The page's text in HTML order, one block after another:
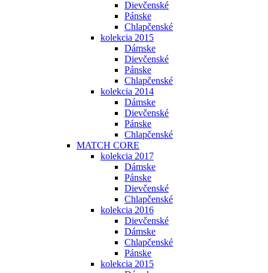
Dievčenské
Pánske
Chlapčenské
kolekcia 2015
Dámske
Dievčenské
Pánske
Chlapčenské
kolekcia 2014
Dámske
Dievčenské
Pánske
Chlapčenské
MATCH CORE
kolekcia 2017
Dámske
Pánske
Dievčenské
Chlapčenské
kolekcia 2016
Dievčenské
Dámske
Chlapčenské
Pánske
kolekcia 2015